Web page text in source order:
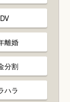
DV
離婚
分割
ハラ